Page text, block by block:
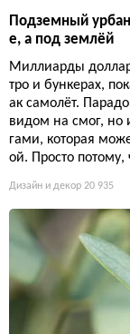
Подземный
е, а под землёй
Миллиарды
тро и бункерах,
ак самолёт.
видом на смог, но
гами, которая
ой. Просто потому,
Дизайн и декор 20 935